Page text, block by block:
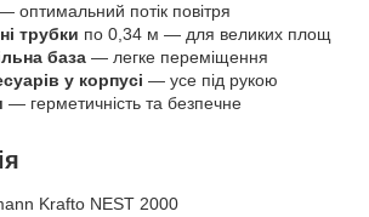
оптимальний потік повітря
трубки по 0,34 м — для великих площ
база — легке переміщення
у корпусі — усе під рукою
— герметичність та безпечне
Krafto NEST 2000